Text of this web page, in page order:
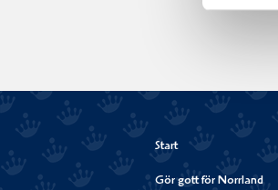
Start
Gör gott för Norrland